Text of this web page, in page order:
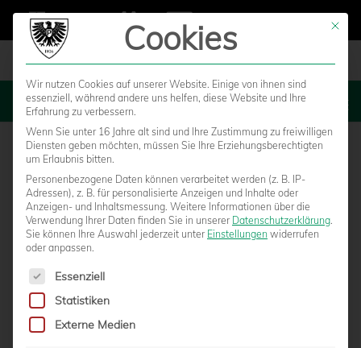
MENU
ALOIS SCHWARTZ IN ELVERSBERG ZUM
Mit
Cookies
Wir nutzen Cookies auf unserer Website. Einige von ihnen sind
essenziell, während andere uns helfen, diese Website und Ihre
Erfahrung zu verbessern.
Wenn Sie unter 16 Jahre alt sind und Ihre Zustimmung zu freiwilligen
Diensten geben möchten, müssen Sie Ihre Erziehungsberechtigten
um Erlaubnis bitten.
Personenbezogene Daten können verarbeitet werden (z. B. IP-
Adressen), z. B. für personalisierte Anzeigen und Inhalte oder
Anzeigen- und Inhaltsmessung. Weitere Informationen über die
Verwendung Ihrer Daten finden Sie in unserer Datenschutzerklärung.
Sie können Ihre Auswahl jederzeit unter Einstellungen widerrufen
oder anpassen.
Es folgt eine Liste der Service-Gruppen, für die eine
Essenziell
Statistiken
Externe Medien